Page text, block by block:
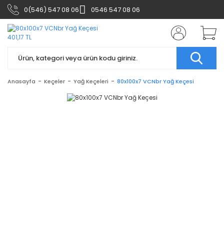
0(546) 547 08 06 0546 547 08 06
Anasayfa Keçeler Yağ Keçeleri 80x100x7 VCNbr Yağ Keçesi